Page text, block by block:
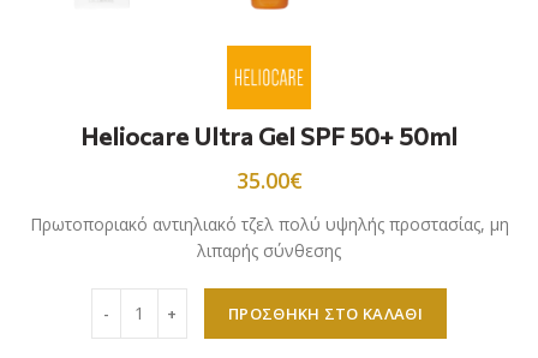
Heliocare Ultra Gel SPF 50+ 50ml
35.00€
Πρωτοπoριακό αντιηλιακό τζελ πολύ υψηλής προστασίας, μη
λιπαρής σύνθεσης
ΠΡΟΣΘΉΚΗ ΣΤΟ ΚΑΛΆΘΙ